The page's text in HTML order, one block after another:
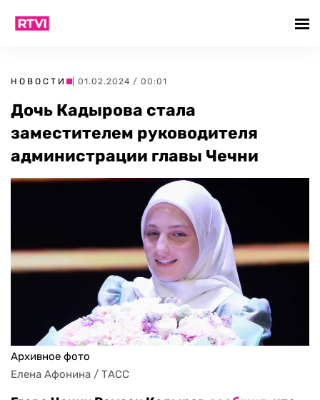
НОВОСТИ | 01.02.2024 / 00:01
Дочь Кадырова стала
заместителем руководителя
администрации главы Чечни
Архивное фото
Елена Афонина / ТАСС